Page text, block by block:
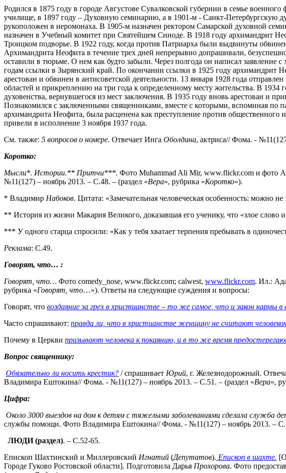
Родился в 1875 году в городе Августове Сувалковской губернии в семье
училище, в 1897 году – Духовную семинарию, а в 1901-м - Санкт-Петербургскую
рукоположен в иеромонаха. В 1905-м назначен ректором Самарской духовной
назначен в Учебный комитет при Святейшем Синоде. В 1918 году архимандрит
Троицком подворье. В 1922 году, когда против Патриарха были выдвинуты
Архимандрита Неофита в течение трех дней непрерывно допрашивали,
оставили в тюрьме. О нем как будто забыли. Через полгода он написал
годам ссылки в Зырянский край. По окончании ссылки в 1925 году архимандрит
арестован и обвинен в антисоветской деятельности. 13 января 1928 года
областей и прикреплению на три года к определенному месту жительства. В 1934
духовенства, вернувшегося из мест заключения. В 1935 году вновь арестован и
Познакомился с заключенными священниками, вместе с которыми, вспоминая по
архимандрита Неофита, была расценена как преступление против
привели в исполнение 3 ноября 1937 года.
См. также: 5 вопросов о номере. Отвечает Инга Оболдина, актриса// Фома. -
Коротко:
Мысли*. Истории.** Притчи***. Фото Muhammad Ali Mir, www.flickr.com и фото
№11(127) – ноябрь 2013. – С.48. – (раздел «Вера», рубрика «Коротко»).
* Владимир Набоков. Цитата: «Замечательная человеческая особенность: можно
** История из жизни Макария Великого, доказавшая его ученику, что «злое
*** У одного старца спросили: «Как у тебя хватает терпения пребывать в
Реклама: С.49.
Говорят, что… :
Говорят, что… Фото comedy_nose, www.flickr.com; calwest, www.flickr.com. Ил.:
рубрика «Говорят, что…»). Ответы на следующие суждения и вопросы:
Говорят, что воздаяние за грех в христианстве – то же самое, что и закон кармы в
Часто спрашивают: правда ли, что в христианстве женщину не считают
Почему в Церкви призывают человека к покаянию, и в то же время
Вопрос священнику:
Обязательно ли носить крестик? / спрашивает Юрий, г. Железнодорожный.
Владимира Ештокина// Фома. - №11(127) – ноябрь 2013. – С.51. – (раздел «Вера»,
Цифра:
Около 3000 выездов на дом к детям с тяжелыми заболеваниями сделала служба
службы помощи. Фото Владимира Ештокина// Фома. - №11(127) – ноябрь 2013. –
ЛЮДИ (раздел). – С.52-65.
Епископ Шахтинский и Миллеровский Игнатий (Депутатов). Епископ в шахте.
Городе Гуково Ростовской области]. Подготовила Дарья Прохорова. Фото